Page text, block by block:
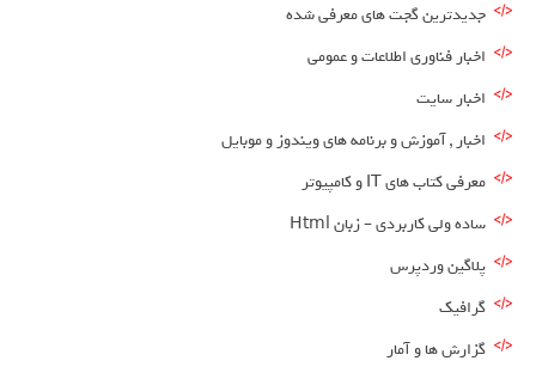
جدیدترین گجت های معرفی شده
اخبار فناوری اطلاعات و عمومی
اخبار سایت
اخبار , آموزش و برنامه های ویندوز و موبایل
معرفی کتاب های IT و کامپیوتر
ساده ولی کاربردی – زبان Html
پلاگین وردپرس
گرافیک
گزارش ها و آمار